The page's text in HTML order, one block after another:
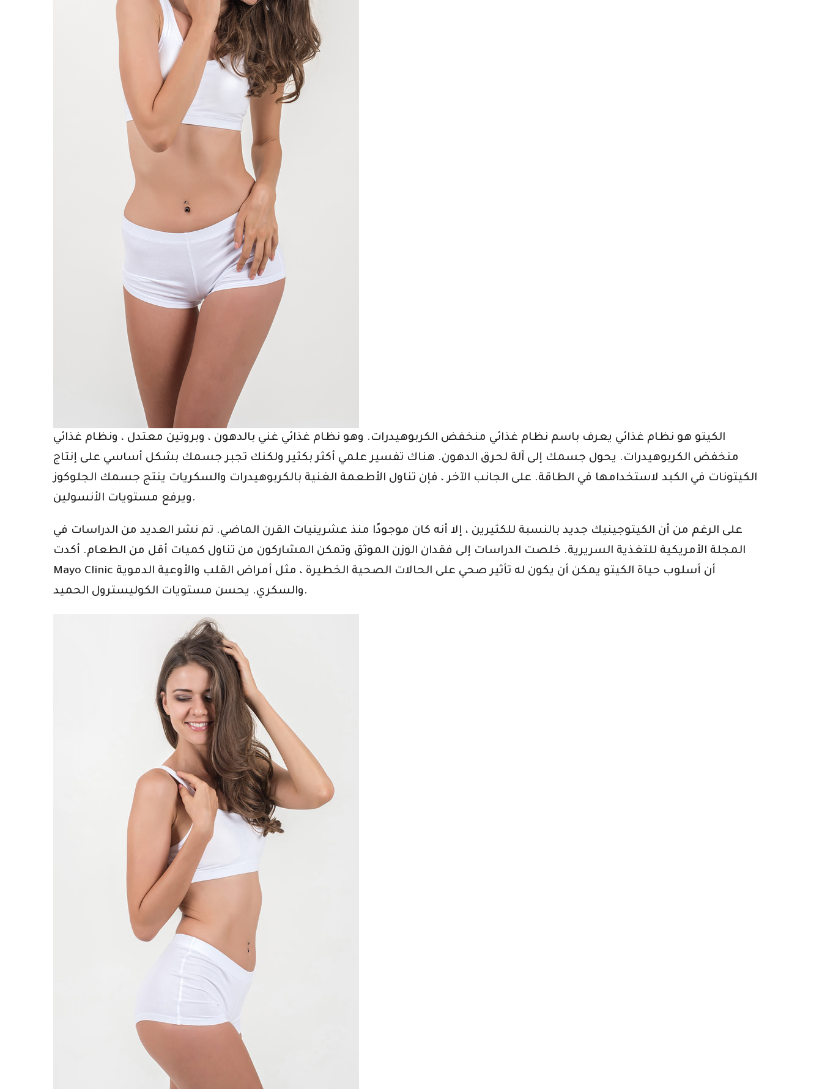
الكيتو هو نظام غذائي يعرف باسم نظام غذائي منخفض الكربوهيدرات. وهو نظام غذائي غني بالدهون ، وبروتين معتدل ، ونظام غذائي
منخفض الكربوهيدرات. يحول جسمك إلى آلة لحرق الدهون. هناك تفسير علمي أكثر بكثير ولكنك تجبر جسمك بشكل أساسي على إنتاج
الكيتونات في الكبد لاستخدامها في الطاقة. على الجانب الآخر ، فإن تناول الأطعمة الغنية بالكربوهيدرات والسكريات ينتج جسمك الجلوكوز
ويرفع مستويات الأنسولين.
على الرغم من أن الكيتوجينيك جديد بالنسبة للكثيرين ، إلا أنه كان موجودًا منذ عشرينيات القرن الماضي. تم نشر العديد من الدراسات في
المجلة الأمريكية للتغذية السريرية. خلصت الدراسات إلى فقدان الوزن الموثق وتمكن المشاركون من تناول كميات أقل من الطعام. أكدت
Mayo Clinic أن أسلوب حياة الكيتو يمكن أن يكون له تأثير صحي على الحالات الصحية الخطيرة ، مثل أمراض القلب والأوعية الدموية
والسكري. يحسن مستويات الكوليسترول الحميد.